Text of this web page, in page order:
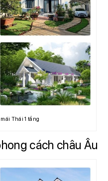
Thái 1 tầng
cách châu Âu